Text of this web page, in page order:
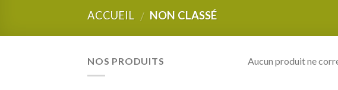
ACCUEIL / NON CLASSÉ
NOS PRODUITS Aucun produit ne